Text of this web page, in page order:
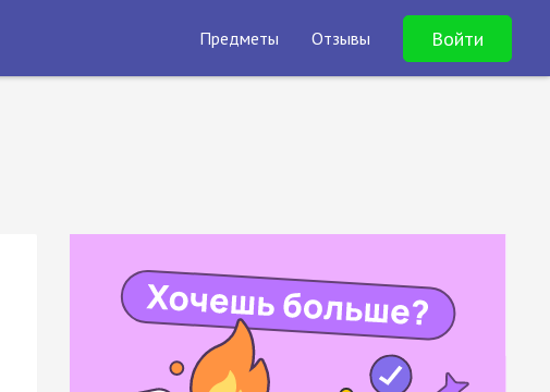
Предметы Отзывы Войти